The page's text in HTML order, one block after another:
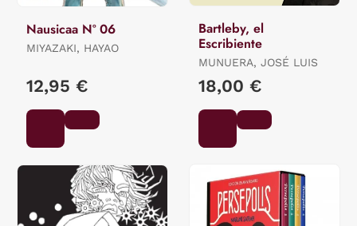
Nausicaa Nº 06
MIYAZAKI, HAYAO
12,95 €
Bartleby, el
Escribiente
MUNUERA, JOSÉ LUIS
18,00 €